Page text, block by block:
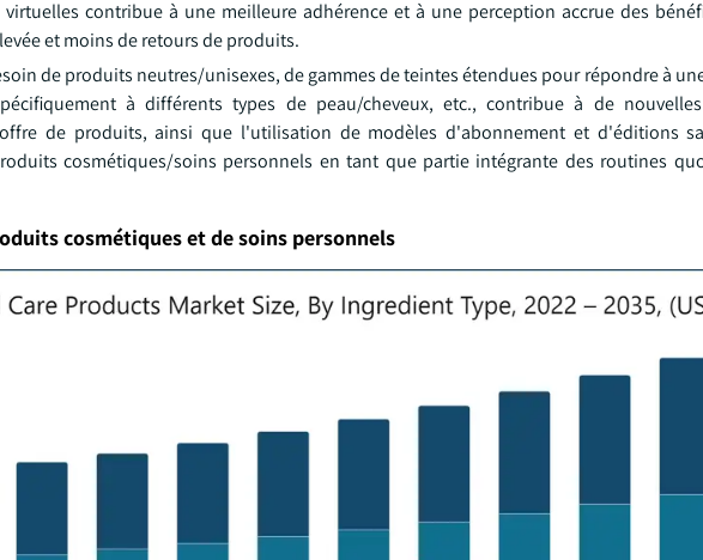
contribue à une meilleure adhérence et à une perception accrue des
et moins de retours de produits.
de produits neutres/unisexes, de gammes de teintes étendues pour répondre à
à différents types de peau/cheveux, etc., contribue à de
de produits, ainsi que l'utilisation de modèles d'abonnement et d'éditions
cosmétiques/soins personnels en tant que partie intégrante des routines
cosmétiques et de soins personnels